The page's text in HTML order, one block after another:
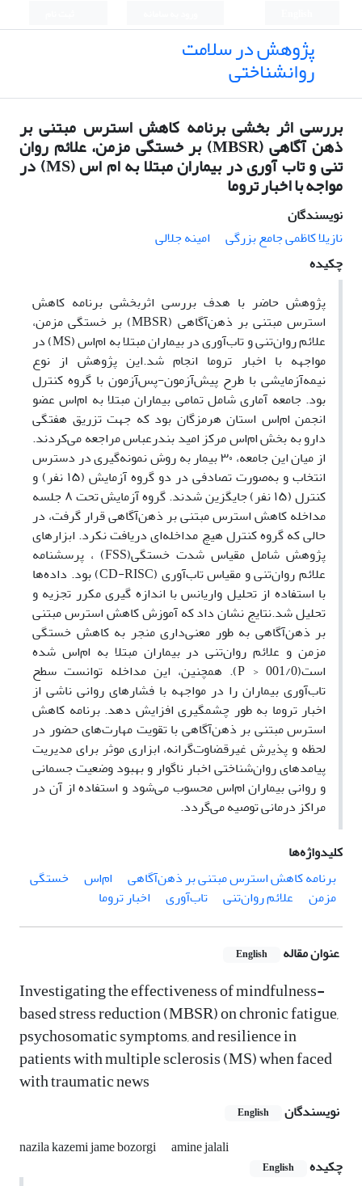
پژوهش در سلامت
روانشناختی
بررسی اثر بخشی برنامه کاهش استرس مبتنی بر
ذهن آگاهی (MBSR) بر خستگی مزمن، علائم روان
تنی و تاب آوری در بیماران مبتلا به ام اس (MS) در
مواجه با اخبار تروما
نویسندگان
نازیلا کاظمی جامع بزرگی
امینه جلالی
چکیده
پژوهش حاضر با هدف بررسی اثربخشی برنامه کاهش
استرس مبتنی بر ذهن‌آگاهی (MBSR) بر خستگی مزمن،
علائم روان‌تنی و تاب‌آوری در بیماران مبتلا به ام‌اس(MS)در
مواجهه با اخبار تروما انجام شد.این پژوهش از نوع
نیمه‌آزمایشی با طرح پیش‌آزمون-پس‌آزمون با گروه کنترل
بود. جامعه آماری شامل تمامی بیماران مبتلا به ام‌اس عضو
انجمن ام‌اس استان هرمزگان بود که جهت تزریق هفتگی
دارو به بخش ام‌اس مرکز امید بندرعباس مراجعه می‌کردند.
از میان این جامعه، ۳۰بیمار به روش نمونه‌گیری در دسترس
انتخاب و به‌صورت تصادفی در دو گروه آزمایش (۱۵ نفر) و
کنترل (۱۵نفر) جایگزین شدند. گروه آزمایش تحت۸جلسه
مداخله کاهش استرس مبتنی بر ذهن‌آگاهی قرار گرفت، در
حالی که گروه کنترل هیچ مداخله‌ای دریافت نکرد. ابزارهای
پژوهش شامل مقیاس شدت خستگی(FSS) ، پرسشنامه
علائم روان‌تنی و مقیاس تاب‌آوری (CD-RISC)بود. داده‌ها
با استفاده از تحلیل واریانس با اندازه گیری مکرر تجزیه و
تحلیل شد.نتایج نشان داد که آموزش کاهش استرس مبتنی
بر ذهن‌آگاهی به طور معنی‌داری منجر به کاهش خستگی
مزمن و علائم روان‌تنی در بیماران مبتلا به ام‌اس شده
است(001/0 <
P
). همچنین، این مداخله توانست سطح
تاب‌آوری بیماران را در مواجهه با فشارهای روانی ناشی از
اخبار تروما به طور چشمگیری افزایش دهد. برنامه کاهش
استرس مبتنی بر ذهن‌آگاهیبا تقویت مهارت‌های حضور در
لحظه و پذیرش غیرقضاوت‌گرانه، ابزاری موثر برای مدیریت
پیامدهای روان‌شناختی اخبار ناگوار و بهبود وضعیت جسمانی
و روانی بیماران ام‌اس محسوب می‌شود و استفاده از آن در
مراکز درمانی توصیه می‌گردد.
کلیدواژه‌ها
برنامه کاهش استرس مبتنی بر ذهن‌آگاهی
ام‌اس
خستگی
مزمن
علائم روان‌تنی تاب‌آوری اخبار تروما
عنوان مقاله English
Investigating the effectiveness of mindfulness-
based stress reduction (MBSR) on chronic fatigue,
psychosomatic symptoms, and resilience in
patients with multiple sclerosis (MS) when faced
with traumatic news
نویسندگان English
nazila kazemi jame bozorgi
amine jalali
چکیده
English